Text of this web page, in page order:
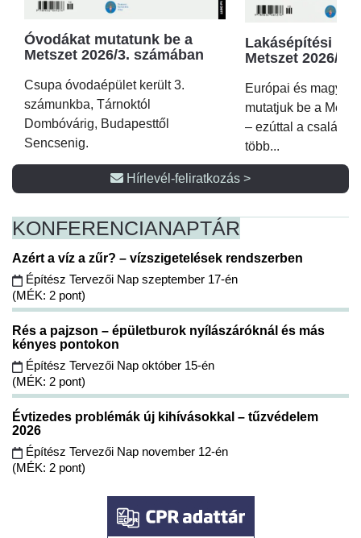
Óvodákat mutatunk be a
Metszet 2026/3. számában
Csupa óvodaépület került 3.
számunkba, Tárnoktól
Dombóvárig, Budapesttől
Sencsenig.
Lakásépítési
Metszet 2026/2.
Európai és magyar
mutatjuk be a
– ezúttal a családi
több...
Hírlevél-feliratkozás >
KONFERENCIANAPTÁR
Azért a víz a zűr? – vízszigetelések rendszerben
Építész Tervezői Nap szeptember 17-én
(MÉK: 2 pont)
Rés a pajzson – épületburok nyílászáróknál és más
kényes pontokon
Építész Tervezői Nap október 15-én
(MÉK: 2 pont)
Évtizedes problémák új kihívásokkal – tűzvédelem
2026
Építész Tervezői Nap november 12-én
(MÉK: 2 pont)